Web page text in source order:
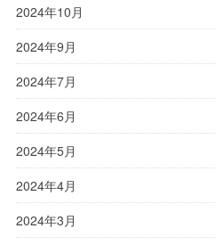
2024年10月
2024年9月
2024年7月
2024年6月
2024年5月
2024年4月
2024年3月